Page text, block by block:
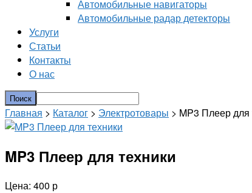
Автомобильные навигаторы
Автомобильные радар детекторы
Услуги
Статьи
Контакты
О нас
Главная > Каталог > Электротовары > MP3 Плеер для
MP3 Плеер для техники
Цена: 400 р